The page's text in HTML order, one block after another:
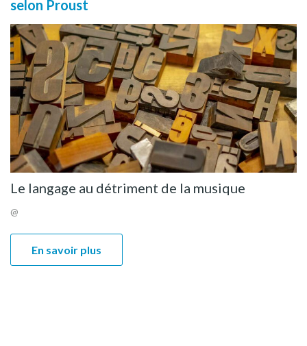
selon Proust
Le langage au détriment de la musique
@
En savoir plus